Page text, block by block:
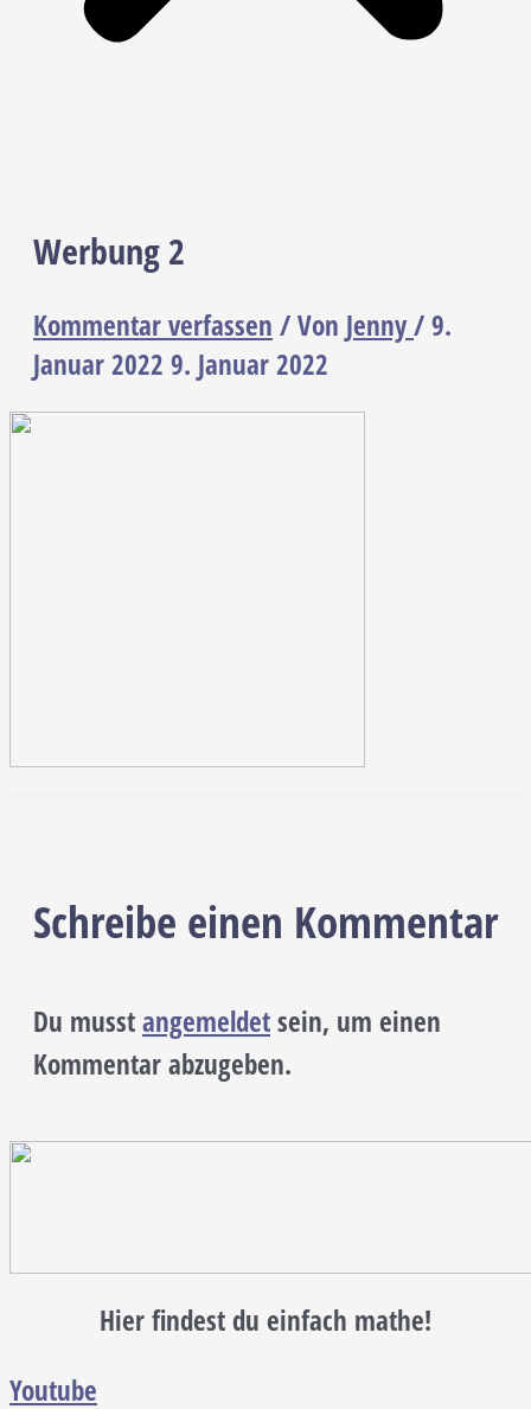
Werbung 2
Kommentar verfassen / Von Jenny/9.
Januar 2022 9. Januar 2022
Schreibe einen Kommentar
Du musstangemeldetsein, um einen
Kommentar abzugeben.
Hier findest du einfach mathe!
Youtube